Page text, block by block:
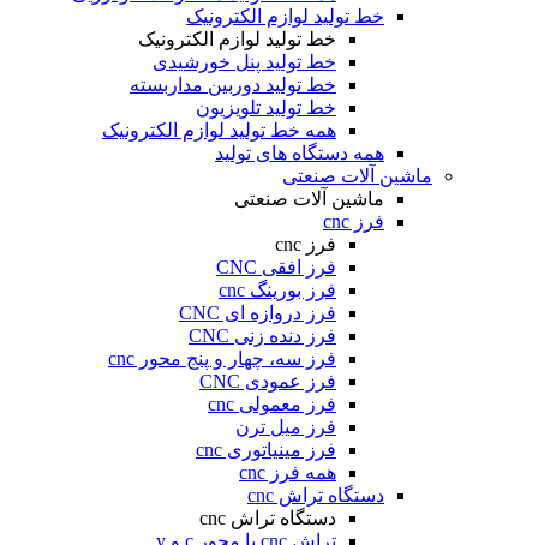
خط تولید لوازم الکترونیک
خط تولید لوازم الکترونیک
خط تولید پنل خورشیدی
خط تولید دوربین مداربسته
خط تولید تلویزیون
همه خط تولید لوازم الکترونیک
همه دستگاه های تولید
ماشین آلات صنعتی
ماشین آلات صنعتی
فرز cnc
فرز cnc
فرز افقی CNC
فرز بورینگ cnc
فرز دروازه ای CNC
فرز دنده زنی CNC
فرز سه، چهار و پنج محور cnc
فرز عمودی CNC
فرز معمولی cnc
فرز میل ترن
فرز مینیاتوری cnc
همه فرز cnc
دستگاه تراش cnc
دستگاه تراش cnc
تراش cnc با محور c و y